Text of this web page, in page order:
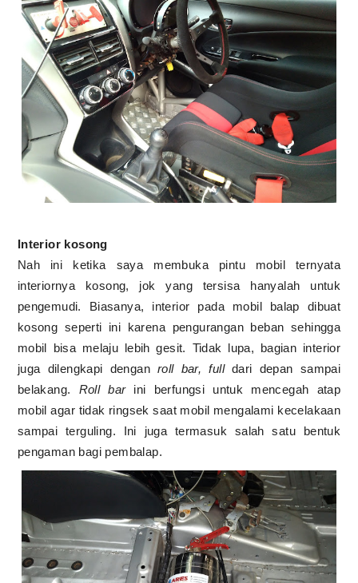
Interior kosong
Nah ini ketika saya membuka pintu mobil ternyata
interiornya kosong, jok yang tersisa hanyalah untuk
pengemudi. Biasanya, interior pada mobil balap dibuat
kosong seperti ini karena pengurangan beban sehingga
mobil bisa melaju lebih gesit. Tidak lupa, bagian interior
juga dilengkapi denganroll bar, fulldari depan sampai
belakang. Roll barini berfungsi untuk mencegah atap
mobil agar tidak ringsek saat mobil mengalami kecelakaan
sampai terguling. Ini juga termasuk salah satu bentuk
pengaman bagi pembalap.